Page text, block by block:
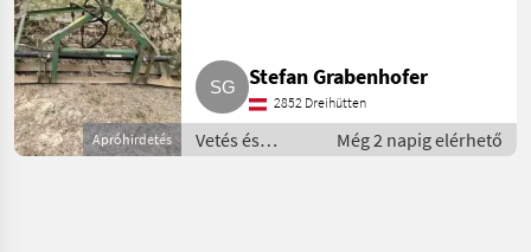
Stekro
Wölfleder
ZagrodaApróhirdetés
Stefan Grabenhofer
2852 Dreihütten
Vetés és
növényápolás
Még 2 napig elérhető